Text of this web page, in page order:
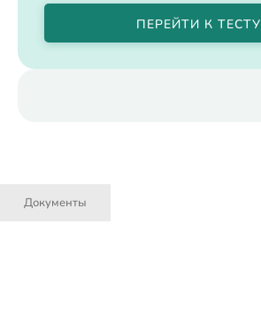
ПЕРЕЙТИ К ТЕСТУ
Документы